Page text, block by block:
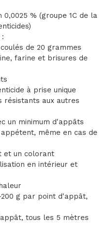
% (groupe 1C de la
de 20 grammes
farine et brisures de
à prise unique
résistants aux autres
un minimum d'appâts
même en cas de
et un colorant
en intérieur et
200 g par point d'appât,
tous les 5 mètres